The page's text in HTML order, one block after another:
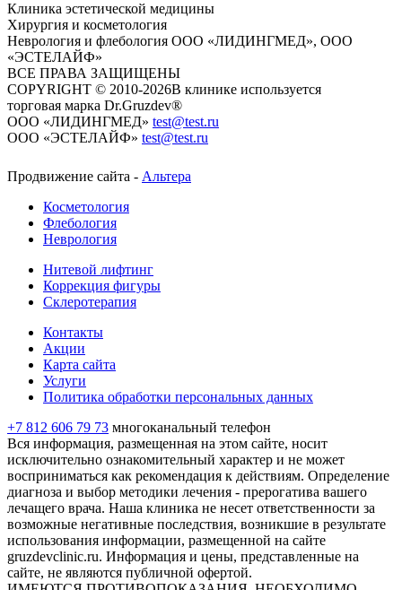
Клиника эстетической медицины
Хирургия и косметология
Неврология и флебология ООО «ЛИДИНГМЕД», ООО
«ЭСТЕЛАЙФ»
ВСЕ ПРАВА ЗАЩИЩЕНЫ
COPYRIGHT © 2010-2026​​​​​​​В клинике используется
торговая марка Dr.Gruzdev®
ООО «ЛИДИНГМЕД» test@test.ru
ООО «ЭСТЕЛАЙФ» test@test.ru
Продвижение сайта - Альтера
Косметология
Флебология
Неврология
Нитевой лифтинг
Коррекция фигуры
Склеротерапия
Контакты
Акции
Карта сайта
Услуги
Политика обработки персональных данных
+7 812 606 79 73 многоканальный телефон
Вся информация, размещенная на этом сайте, носит
исключительно ознакомительный характер и не может
восприниматься как рекомендация к действиям. Определение
диагноза и выбор методики лечения - прерогатива вашего
лечащего врача. Наша клиника не несет ответственности за
возможные негативные последствия, возникшие в результате
использования информации, размещенной на сайте
gruzdevclinic.ru. Информация и цены, представленные на
сайте, не являются публичной офертой.